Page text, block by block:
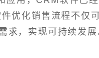
优化销售流程不仅
求，实现可持续发展